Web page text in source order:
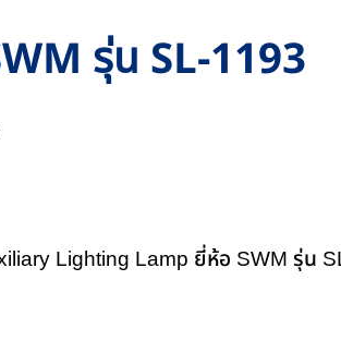
รุ่น SL-1193
Lighting Lamp ยี่ห้อ SWM รุ่น